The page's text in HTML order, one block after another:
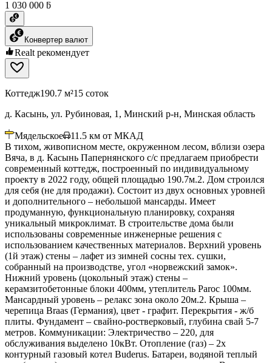
1 030 000 ƃ
Конвертер валют
Realt рекомендует
Коттедж190.7 м²15 соток
д. Касынь, ул. Рубиновая, 1, Минский р-н, Минская область
Мядельское 11.5 км от МКАД
В тихом, живописном месте, окруженном лесом, вблизи озера
Вяча, в д. Касынь Папернянского с/с предлагаем приобрести
современный коттедж, построенный по индивидуальному
проекту в 2022 году, общей площадью 190.7м.2. Дом строился
для себя (не для продажи). Состоит из двух основных уровней
и дополнительного – небольшой мансарды. Имеет
продуманную, функциональную планировку, сохраняя
уникальный микроклимат. В строительстве дома были
использованы современные инженерные решения с
использованием качественных материалов. Верхний уровень
(1й этаж) стены – лафет из зимней сосны тех. сушки,
собранный на производстве, угол «норвежский замок».
Нижний уровень (цокольный этаж) стены –
керамзитобетонные блоки 400мм, утеплитель Paroc 100мм.
Мансардный уровень – релакс зона около 20м.2. Крыша –
черепица Braas (Германия), цвет - графит. Перекрытия - ж/б
плиты. Фундамент – свайно-ростверковый, глубина свай 5-7
метров. Коммуникации: Электричество – 220, для
обслуживания выделено 10кВт. Отопление (газ) – 2х
контурный газовый котел Buderus. Батареи, водяной теплый